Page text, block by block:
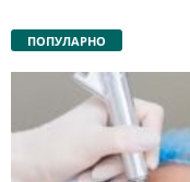
ПОПУЛАРНО